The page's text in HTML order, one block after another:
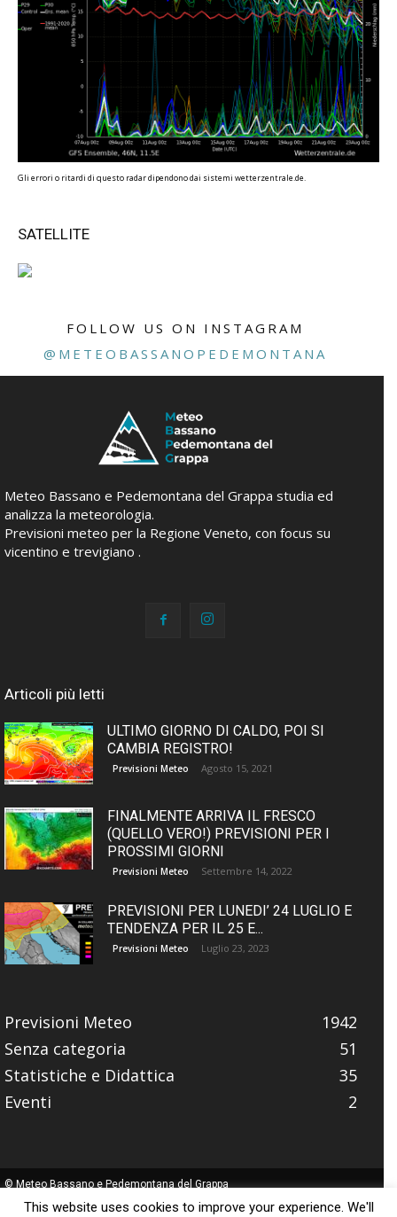
Gli errori o ritardi di questo radar dipendono dai sistemi wetterzentrale.de.
SATELLITE
FOLLOW US ON INSTAGRAM
@METEOBASSANOPEDEMONTANA
Meteo Bassano e Pedemontana del Grappa studia ed
analizza la meteorologia.
Previsioni meteo per la Regione Veneto, con focus su
vicentino e trevigiano .
Articoli più letti
ULTIMO GIORNO DI CALDO, POI SI
CAMBIA REGISTRO!
Previsioni Meteo Agosto 15, 2021
FINALMENTE ARRIVA IL FRESCO
(QUELLO VERO!) PREVISIONI PER I
PROSSIMI GIORNI
Previsioni Meteo Settembre 14, 2022
PREVISIONI PER LUNEDI’ 24 LUGLIO E
TENDENZA PER IL 25 E...
Previsioni Meteo Luglio 23, 2023
Previsioni Meteo
1942
Senza categoria
51
Statistiche e Didattica
35
Eventi
2
© Meteo Bassano e Pedemontana del Grappa
Website made with byFabitus
This website uses cookies to improve your experience. We'll